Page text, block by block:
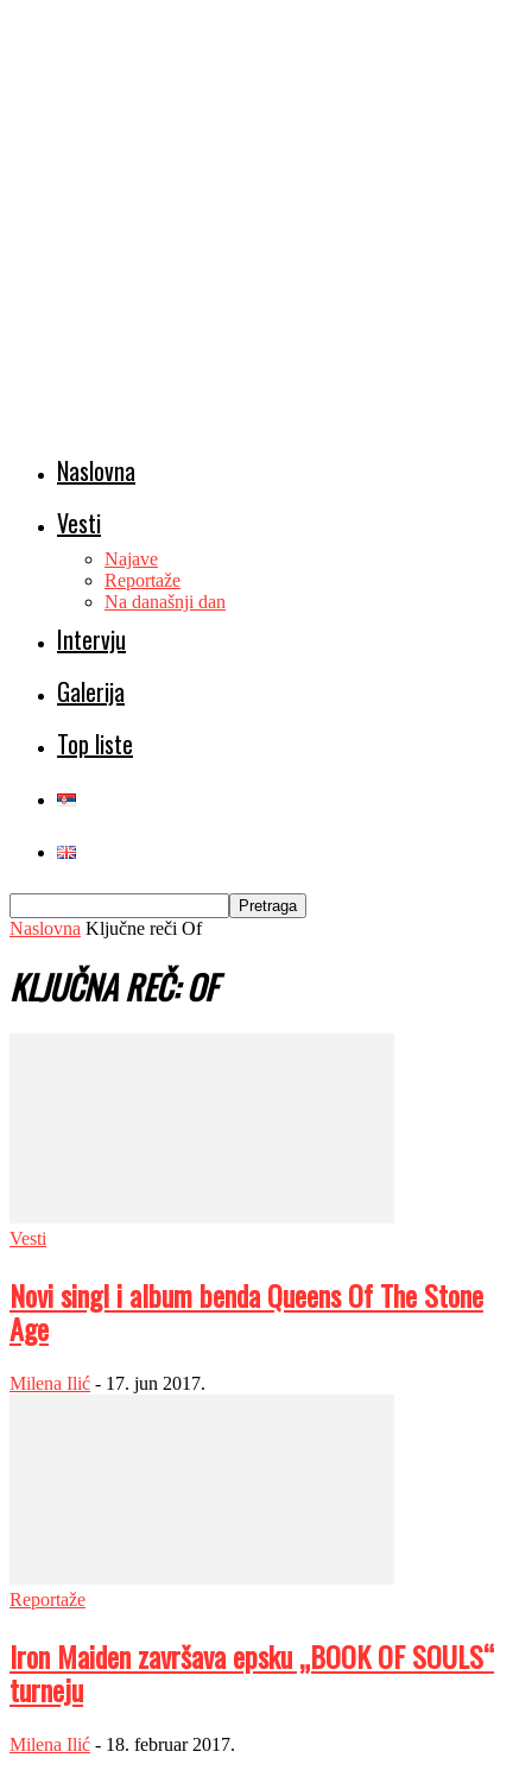
Naslovna
Vesti
Najave
Reportaže
Na današnji dan
Intervju
Galerija
Top liste
Naslovna Ključne reči Of
KLJUČNA REČ: OF
Vesti
Novi singl i album benda Queens Of The Stone
Age
Milena Ilić - 17. jun 2017.
Reportaže
Iron Maiden završava epsku „BOOK OF SOULS“
turneju
Milena Ilić - 18. februar 2017.